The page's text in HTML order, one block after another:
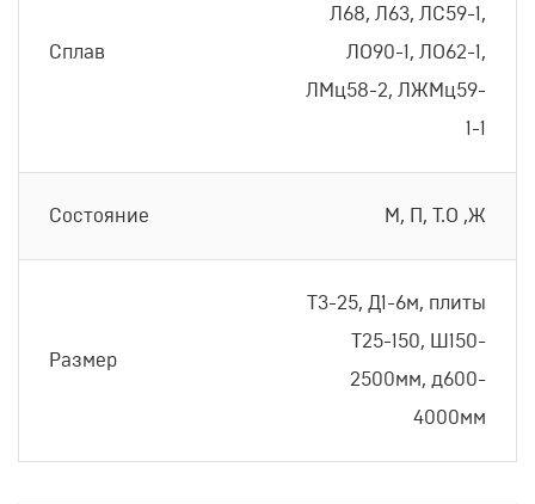
Сплав
Л68, Л63, ЛС59-1,
ЛО90-1, ЛО62-1,
ЛМц58-2, ЛЖМц59-
1-1
Состояние М, П, Т.О ,Ж
Размер
Т3-25, Д1-6м, плиты
Т25-150, Ш150-
2500мм, д600-
4000мм